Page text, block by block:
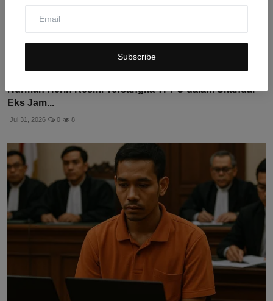
Subscribe
Nurman Herin Resmi Tersangka TPPU dalam Skandal
Eks Jam...
Jul 31, 2026 0 8